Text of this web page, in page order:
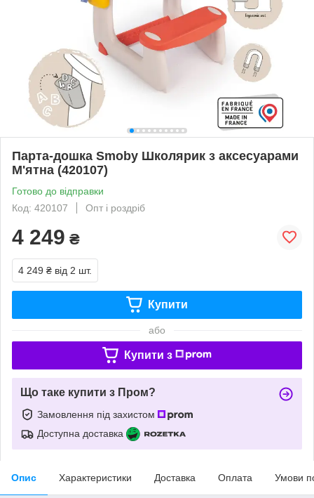
Парта-дошка Smoby Школярик з аксесуарами
М'ятна (420107)
Готово до відправки
Код: 420107
Опт і роздріб
4 249 ₴
4 249 ₴ від 2 шт.
Купити
або
Купити з
Що таке купити з Пром?
Замовлення під захистом
Доступна доставка
Опис Характеристики Доставка Оплата Умови